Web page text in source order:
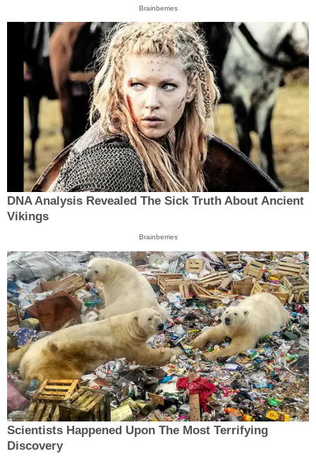
Brainberries
DNA Analysis Revealed The Sick Truth About Ancient
Vikings
Brainberries
Scientists Happened Upon The Most Terrifying
Discovery